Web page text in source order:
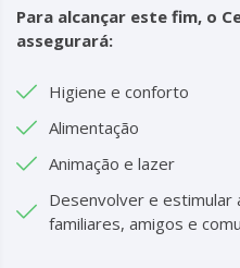
Para alcançar este fim, o
assegurará:
Higiene e conforto
Alimentação
Animação e lazer
Desenvolver e estimular
familiares, amigos e